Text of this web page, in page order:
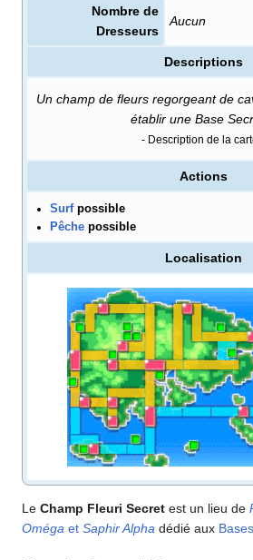
Nombre de
Dresseurs
Aucun
Descriptions
Un champ de fleurs regorgeant de
établir une Base
- Description de la
Actions
Surfpossible
Pêche possible
Localisation
Le Champ Fleuri Secret est un lieu de
Oméga et Saphir Alpha dédié aux